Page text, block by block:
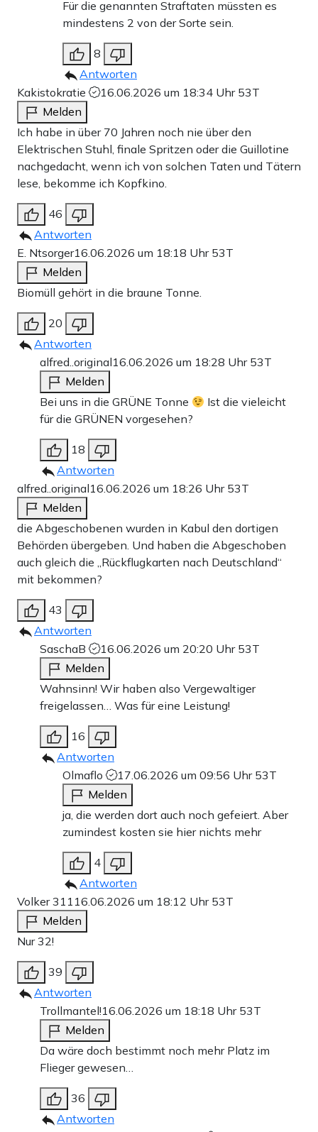
Für die genannten Straftaten müssten es
mindestens 2 von der Sorte sein.
8
Antworten
Kakistokratie
16.06.2026 um 18:34 Uhr 53T
Melden
Ich habe in über 70 Jahren noch nie über den
Elektrischen Stuhl, finale Spritzen oder die Guillotine
nachgedacht, wenn ich von solchen Taten und Tätern
lese, bekomme ich Kopfkino.
46
Antworten
E. Ntsorger16.06.2026 um 18:18 Uhr 53T
Melden
Biomüll gehört in die braune Tonne.
20
Antworten
alfred..original16.06.2026 um 18:28 Uhr 53T
Melden
Bei uns in die GRÜNE Tonne
Ist die vieleicht
für die GRÜNEN vorgesehen?
18
Antworten
alfred..original16.06.2026 um 18:26 Uhr 53T
Melden
die Abgeschobenen wurden in Kabul den dortigen
Behörden übergeben. Und haben die Abgeschoben
auch gleich die „Rückflugkarten nach Deutschland“
mit bekommen?
43
Antworten
SaschaB
16.06.2026 um 20:20 Uhr 53T
Melden
Wahnsinn! Wir haben also Vergewaltiger
freigelassen… Was für eine Leistung!
16
Antworten
Olmaflo
17.06.2026 um 09:56 Uhr 53T
Melden
ja, die werden dort auch noch gefeiert. Aber
zumindest kosten sie hier nichts mehr
4
Antworten
Volker 311 16.06.2026 um 18:12 Uhr 53T
Melden
Nur 32!
39
Antworten
Trollmantel!16.06.2026 um 18:18 Uhr 53T
Melden
Da wäre doch bestimmt noch mehr Platz im
Flieger gewesen…
36
Antworten